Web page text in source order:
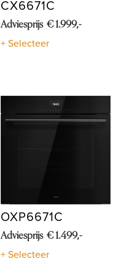
CX6671C
Adviesprijs € 1.999,-
+ Selecteer
OXP6671C
Adviesprijs € 1.499,-
+ Selecteer